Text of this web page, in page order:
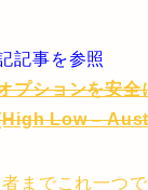
記事を参照
プションを安全
Low –
者までこれ一つ